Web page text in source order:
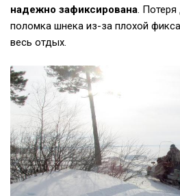
надежно зафиксирована. Потеря
поломка шнека из-за плохой
весь отдых.